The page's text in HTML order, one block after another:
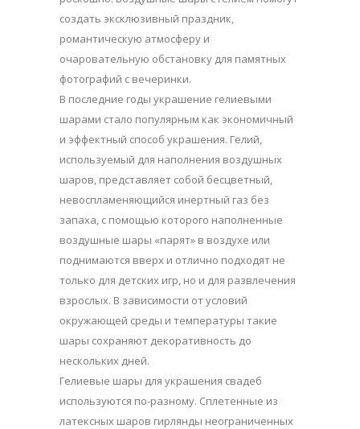
создать эксклюзивный праздник,
романтическую атмосферу и
очаровательную обстановку для памятных
фотографий с вечеринки.
В последние годы украшение гелиевыми
шарами стало популярным как экономичный
и эффектный способ украшения. Гелий,
используемый для наполнения воздушных
шаров, представляет собой бесцветный,
невоспламеняющийся инертный газ без
запаха, с помощью которого наполненные
воздушные шары «парят» в воздухе или
поднимаются вверх и отлично подходят не
только для детских игр, но и для развлечения
взрослых. В зависимости от условий
окружающей среды и температуры такие
шары сохраняют декоративность до
нескольких дней.
Гелиевые шары для украшения свадеб
используются по-разному. Сплетенные из
латексных шаров гирлянды неограниченных